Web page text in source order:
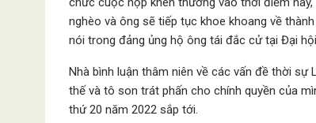
nghèo và ông sẽ tiếp tục khoe khoang về
nói trong đảng ủng hộ ông tái đắc cử tại Đại
Nhà bình luận thâm niên về các vấn đề thời sự
thế và tô son trát phấn cho chính quyền của
thứ 20 năm 2022 sắp tới.